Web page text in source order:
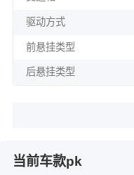
驱动方式
前悬挂类型
后悬挂类型
当前车款pk